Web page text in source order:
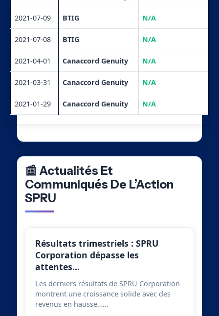
2021-07-09 BTIG N/A
2021-07-08 BTIG N/A
2021-04-01 Canaccord Genuity N/A
2021-03-31 Canaccord Genuity N/A
2021-01-29 Canaccord Genuity N/A
📰 Actualités Et
Communiqués De L’Action
SPRU
Résultats trimestriels : SPRU
Corporation dépasse les
attentes…
Les derniers résultats de SPRU Corporation
montrent une croissance solide avec des
revenus en hausse……